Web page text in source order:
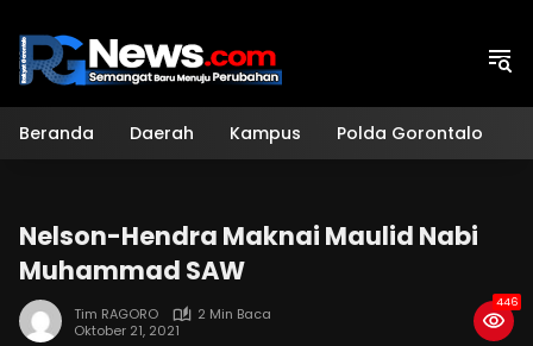
konten
Beranda Daerah Kampus Polda Gorontalo
Nelson-Hendra Maknai Maulid Nabi
Muhammad SAW
Tim RAGORO
2 Min Baca
Oktober 21, 2021
446